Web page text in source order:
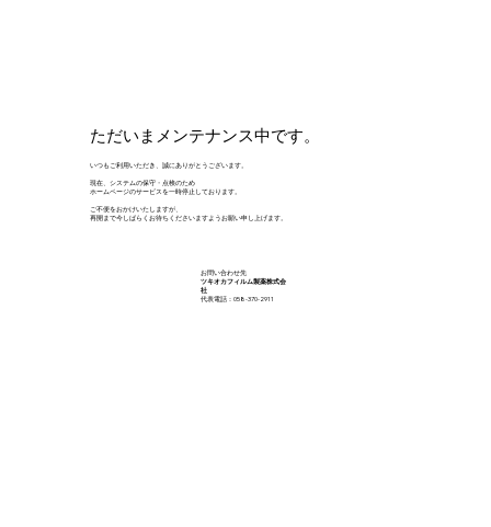
ただいまメンテナンス中です。
いつもご利用いただき、誠にありがとうございます。
現在、システムの保守・点検のため
ホームページのサービスを一時停止しております。
ご不便をおかけいたしますが、
再開まで今しばらくお待ちくださいますようお願い申し上げます。
お問い合わせ先
ツキオカフィルム製薬株式会
社
代表電話：058-370-2911